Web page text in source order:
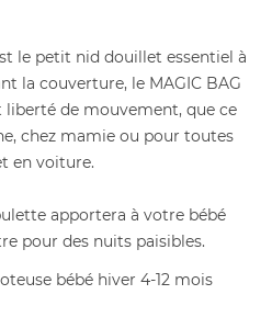
le petit nid douillet essentiel à
la couverture, le MAGIC BAG
de mouvement, que ce
chez mamie ou pour toutes
en voiture.
apportera à votre bébé
pour des nuits paisibles.
bébé hiver 4-12 mois